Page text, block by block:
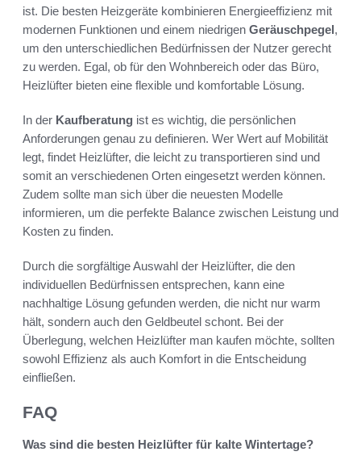
ist. Die besten Heizgeräte kombinieren Energieeffizienz mit
modernen Funktionen und einem niedrigen Geräuschpegel,
um den unterschiedlichen Bedürfnissen der Nutzer gerecht
zu werden. Egal, ob für den Wohnbereich oder das Büro,
Heizlüfter bieten eine flexible und komfortable Lösung.
In der Kaufberatung ist es wichtig, die persönlichen
Anforderungen genau zu definieren. Wer Wert auf Mobilität
legt, findet Heizlüfter, die leicht zu transportieren sind und
somit an verschiedenen Orten eingesetzt werden können.
Zudem sollte man sich über die neuesten Modelle
informieren, um die perfekte Balance zwischen Leistung und
Kosten zu finden.
Durch die sorgfältige Auswahl der Heizlüfter, die den
individuellen Bedürfnissen entsprechen, kann eine
nachhaltige Lösung gefunden werden, die nicht nur warm
hält, sondern auch den Geldbeutel schont. Bei der
Überlegung, welchen Heizlüfter man kaufen möchte, sollten
sowohl Effizienz als auch Komfort in die Entscheidung
einfließen.
FAQ
Was sind die besten Heizlüfter für kalte Wintertage?